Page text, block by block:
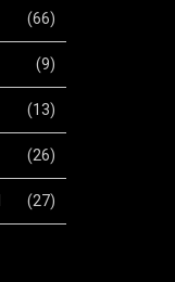
(66)
(9)
(13)
(26)
(27)